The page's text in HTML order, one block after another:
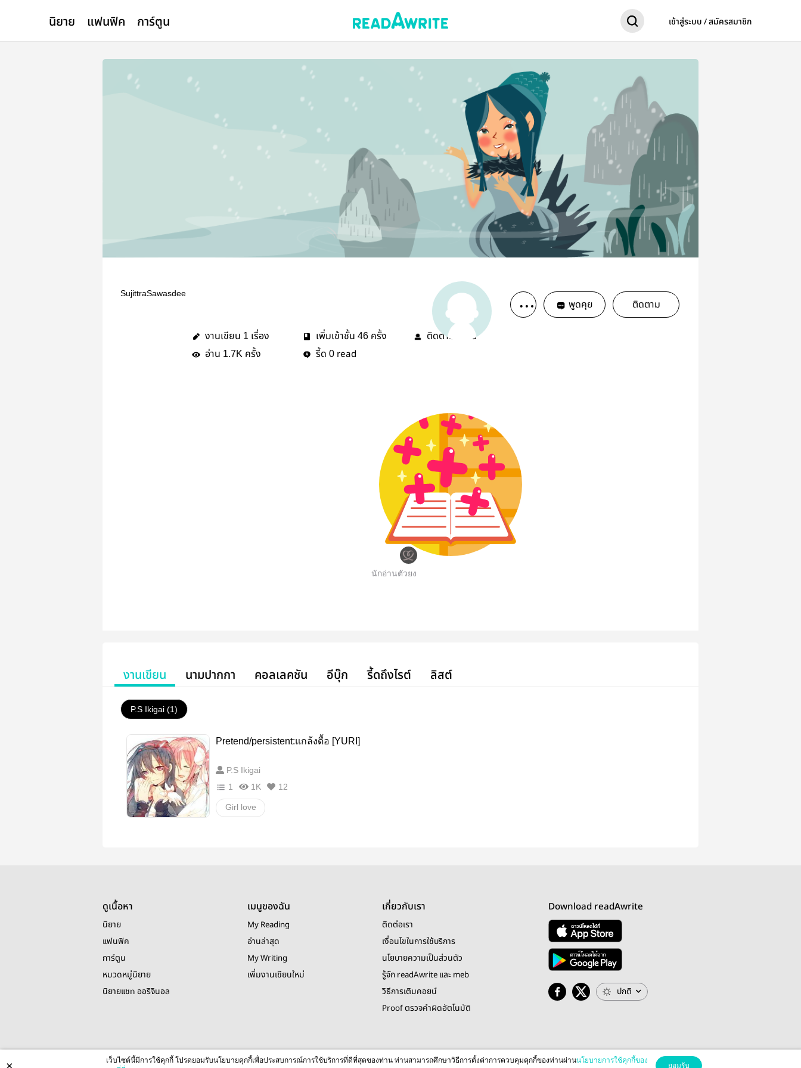
นิยาย แฟนฟิค การ์ตูน เข้าสู่ระบบ / สมัครสมาชิก
SujittraSawasdee
พูดคุย ติดตาม
งานเขียน 1 เรื่อง เพิ่มเข้าชั้น 46 ครั้ง ติดตาม
คน
อ่าน 1.7K ครั้ง รี้ด 0 read
นักอ่านตัวยง
งานเขียน นามปากกา คอลเลคชัน อีบุ๊ก รี้ดถึงไรต์ ลิสต์
P.S Ikigai (1)
Pretend/persistent:แกล้งดื้อ [YURI]
P.S Ikigai
1
1K 12
Girl love
ดูเนื้อหา
นิยาย
แฟนฟิค
การ์ตูน
หมวดหมู่นิยาย
นิยายแชท ออริจินอล
เมนูของฉัน
My Reading
อ่านล่าสุด
My Writing
เพิ่มงานเขียนใหม่
เกี่ยวกับเรา
ติดต่อเรา
เงื่อนไขในการใช้บริการ
นโยบายความเป็นส่วนตัว
รู้จัก readAwrite และ meb
วิธีการเติมคอยน์
Proof ตรวจคำผิดอัตโนมัติ
Download readAwrite
ปกติ
© 2026 readAwrite.com by MEB Corporation Public Company Limited
This site is protected by reCAPTCHA and the Google
เว็บไซต์นี้มีการใช้คุกกี้ โปรดยอมรับนโยบายคุกกี้เพื่อประสบการณ์การใช้บริการที่ดีที่สุดของท่าน ท่านสามารถศึกษาวิธีการตั้งค่าการควบคุมคุกกี้ของท่านผ่านนโยบายการใช้คุกกี้ของ
ยอมรับ